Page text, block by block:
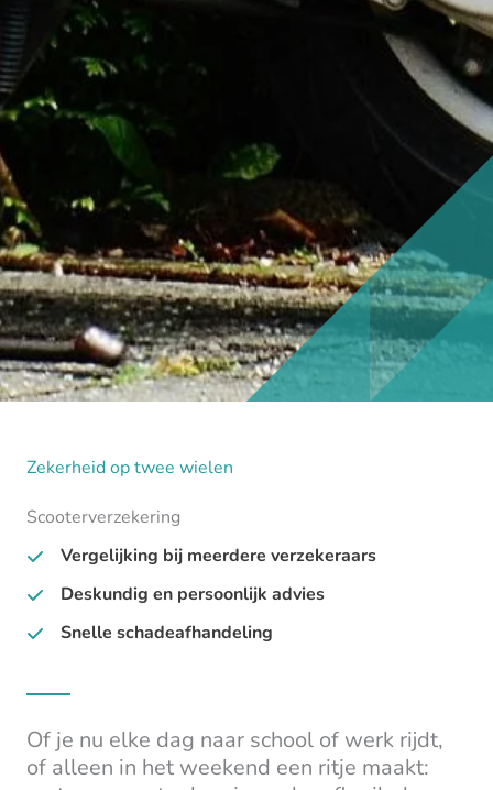
Zekerheid op twee wielen
Scooterverzekering
Vergelijking bij meerdere verzekeraars
Deskundig en persoonlijk advies
Snelle schadeafhandeling
Of je nu elke dag naar school of werk rijdt,
of alleen in het weekend een ritje maakt: